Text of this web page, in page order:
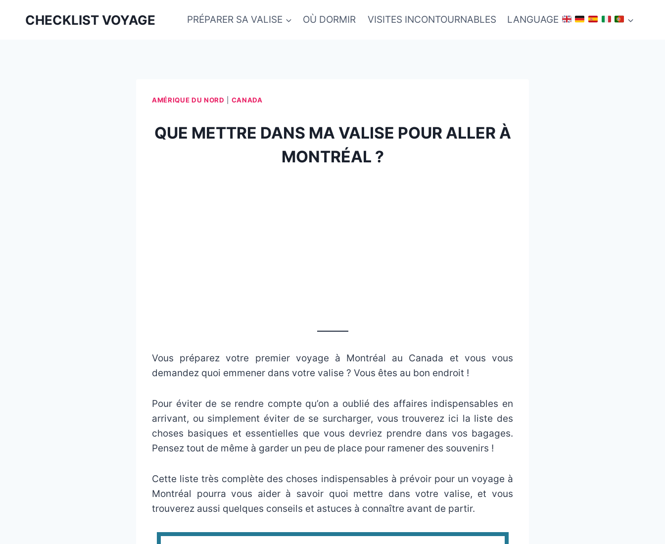
CHECKLIST VOYAGE PRÉPARER SA VALISE OÙ DORMIR VISITES INCONTOURNABLES LANGUAGE
AMÉRIQUE DU NORD CANADA
QUE METTRE DANS MA VALISE POUR ALLER À
MONTRÉAL ?
Vous préparez votre premier voyage à Montréal au Canada et vous vous
demandez quoi emmener dans votre valise ? Vous êtes au bon endroit !
Pour éviter de se rendre compte qu’on a oublié des affaires indispensables en
arrivant, ou simplement éviter de se surcharger, vous trouverez ici la liste des
choses basiques et essentielles que vous devriez prendre dans vos bagages.
Pensez tout de même à garder un peu de place pour ramener des souvenirs !
Cette liste très complète des choses indispensables à prévoir pour un voyage à
Montréal pourra vous aider à savoir quoi mettre dans votre valise, et vous
trouverez aussi quelques conseils et astuces à connaître avant de partir.